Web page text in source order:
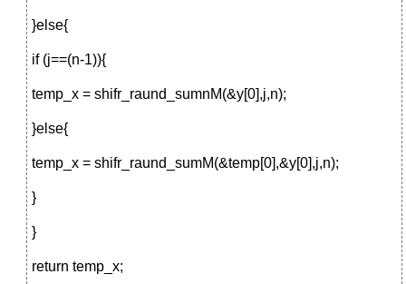
}else{
if (j==(n-1)){
temp_x = shifr_raund_sumnM(&y[0],j,n);
}else{
temp_x = shifr_raund_sumM(&temp[0],&y[0],j,n);
}
}
return temp_x;